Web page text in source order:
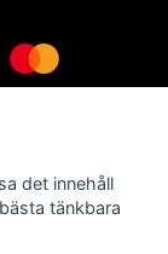
det innehåll
tänkbara